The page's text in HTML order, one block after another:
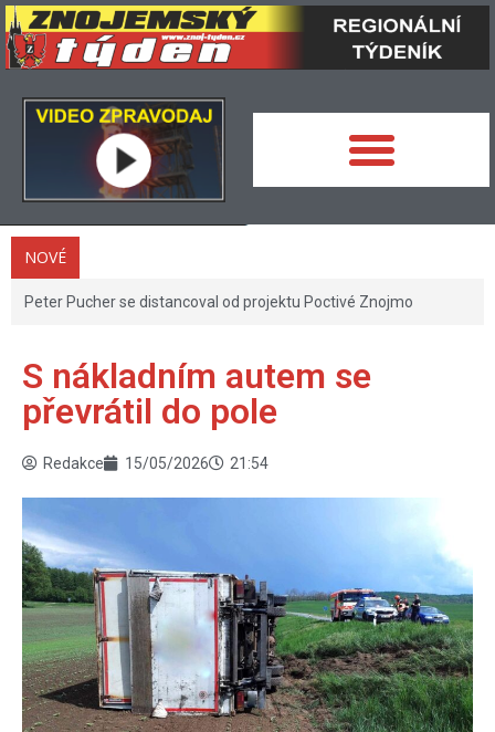
NOVÉ
Peter Pucher se distancoval od projektu Poctivé Znojmo
S nákladním autem se
převrátil do pole
Redakce 15/05/2026 21:54